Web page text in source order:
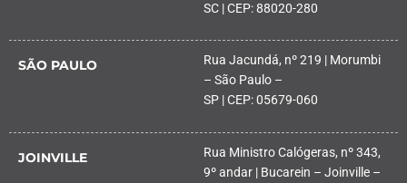
SC | CEP: 88020-280
SÃO PAULO
Rua Jacundá, nº 219 | Morumbi
– São Paulo –
SP | CEP: 05679-060
JOINVILLE
Rua Ministro Calógeras, nº 343,
9º andar | Bucarein – Joinville –